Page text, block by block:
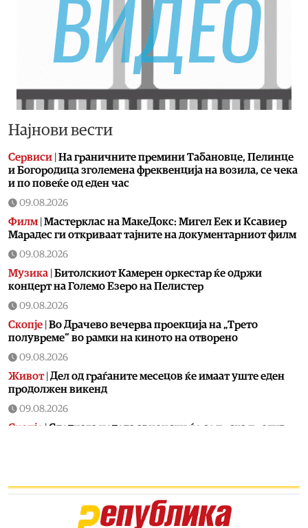
Најнови вести
Сервиси На граничните премини Табановце, Пелинце
и Богородица зголемена фреквенција на возила, се чека
и по повеќе од еден час
09.08.2026
Филм| Мастерклас на МакеДокс: Мигел Еек и Ксавиер
Марадес ги откриваат тајните на документарниот филм
09.08.2026
Музика Битолскиот Камерен оркестар ќе одржи
концерт на Големо Езеро на Пелистер
09.08.2026
Скопје Во Драчево вечерва проекција на „Трето
полувреме“ во рамки на киното на отворено
09.08.2026
Живот| Дел од граѓаните месецов ќе имаат уште еден
продолжен викенд
09.08.2026
Скопје | Следната недела авионски ќе се прска против
запуштените ниви да се расчистуваат или да следуваат